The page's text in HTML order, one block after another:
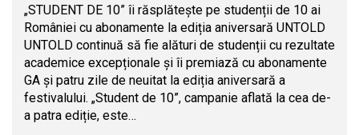
„STUDENT DE 10” îi răsplătește pe studenții de 10 ai
României cu abonamente la ediția aniversară UNTOLD
UNTOLD continuă să fie alături de studenții cu rezultate
academice excepționale și îi premiază cu abonamente
GA și patru zile de neuitat la ediția aniversară a
festivalului. „Student de 10”, campanie aflată la cea de-
a patra ediție, este…